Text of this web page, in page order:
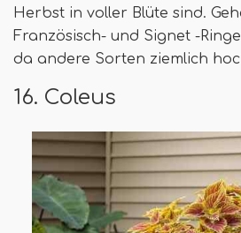
Herbst in voller Blüte sind.
Französisch- und Signet -
da andere Sorten ziemlich
16. Coleus